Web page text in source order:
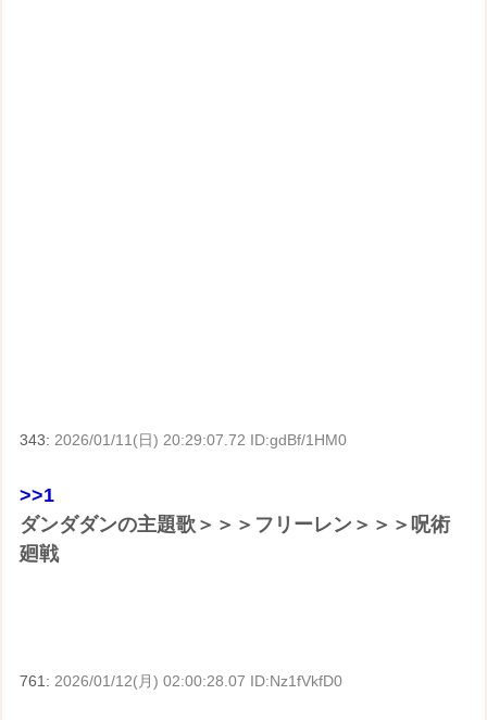
343:2026/01/11(日) 20:29:07.72 ID:gdBf/1HM0
>>1
ダンダダンの主題歌＞＞＞フリーレン＞＞＞呪術
廻戦
761: 2026/01/12(月) 02:00:28.07 ID:Nz1fVkfD0